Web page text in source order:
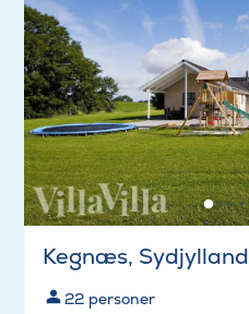
Kegnæs, Sydjylland
22 personer